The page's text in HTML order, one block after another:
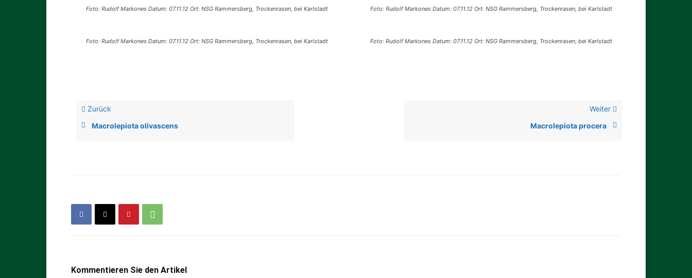
Foto: Rudolf Markones Datum: 07.11.12 Ort: NSG Rammersberg, Trockenrasen, bei Karlstadt Foto: Rudolf Markones Datum: 07.11.12 Ort: NSG Rammersberg, Trockenrasen, bei Karlstadt
Foto: Rudolf Markones Datum: 07.11.12 Ort: NSG Rammersberg, Trockenrasen, bei Karlstadt Foto: Rudolf Markones Datum: 07.11.12 Ort: NSG Rammersberg, Trockenrasen, bei Karlstadt
Zurück
Macrolepiota olivascens
Weiter
Macrolepiota procera
Kommentieren Sie den Artikel